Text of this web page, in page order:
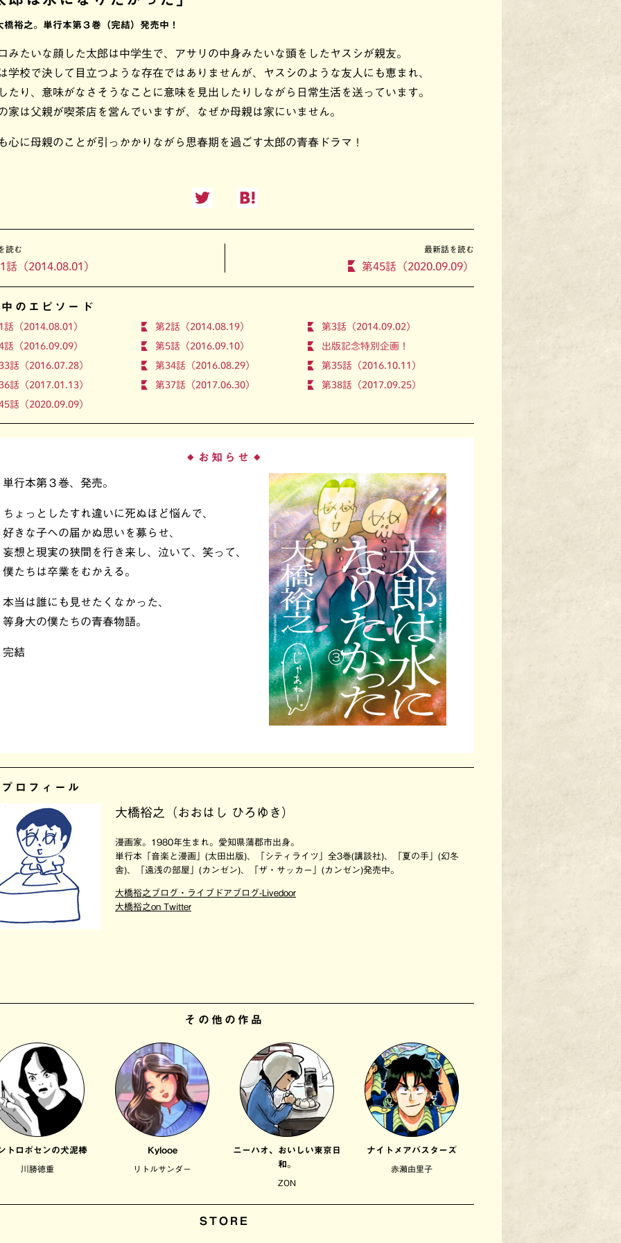
橋裕之。単行本第３巻（完結）発売中！
みたいな顔した太郎は中学生で、アサリの中身みたいな頭をしたヤスシが親友。
学校で決して目立つような存在ではありませんが、ヤスシのような友人にも恵まれ、
たり、意味がなさそうなことに意味を見出したりしながら日常生活を送っています。
家は父親が喫茶店を営んでいますが、なぜか母親は家にいません。
心に母親のことが引っかかりながら思春期を過ごす太郎の青春ドラマ！
読む
話（2014.08.01）
最新話を読む
第45話（2020.09.09）
のエピソード
話（2014.08.01） 第2話（2014.08.19）
第3話（2014.09.02）
話（2016.09.09）
第5話（2016.09.10）
出版記念特別企画！
話（2016.07.28）
第34話（2016.08.29）
第35話（2016.10.11）
話（2017.01.13）
第37話（2017.06.30）
第38話（2017.09.25）
話（2020.09.09）
◆ お知らせ ◆
単行本第３巻、発売。
ちょっとしたすれ違いに死ぬほど悩んで、
好きな子への届かぬ思いを募らせ、
妄想と現実の狭間を行き来し、泣いて、笑って、
僕たちは卒業をむかえる。
本当は誰にも見せたくなかった、
等身大の僕たちの青春物語。
完結
ロフィール
大橋裕之（おおはし ひろゆき）
漫画家。1980年生まれ。愛知県蒲郡市出身。
単行本「音楽と漫画」(太田出版)、「シティライツ」全3巻(講談社)、「夏の手」(幻冬
舎)、「遠浅の部屋」(カンゼン)、「ザ・サッカー」(カンゼン)発売中。
大橋裕之ブログ・ライブドアブログ-Livedoor
大橋裕之on Twitter
その他の作品
トロポセンの犬泥棒
川勝徳重
Kylooe
リトルサンダー
ニーハオ、おいしい東京日
和。
ZON
ナイトメアバスターズ
赤瀬由里子
STORE